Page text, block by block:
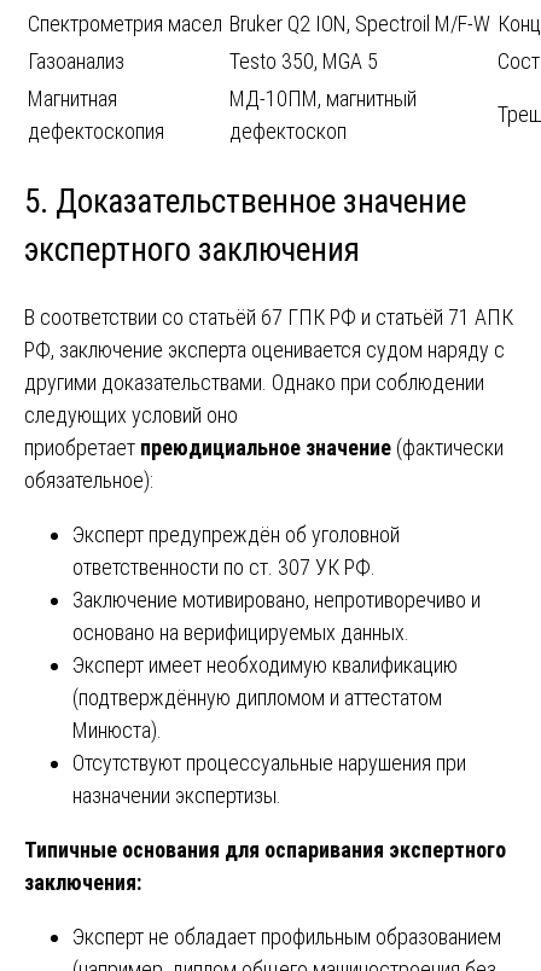
Спектрометрия масел Bruker Q2 ION, Spectroil M/F-W
Газоанализ
Testo 350, MGA 5
Магнитная
дефектоскопия
МД-10ПМ, магнитный
дефектоскоп
5. Доказательственное значение
экспертного заключения
В соответствии со статьёй 67 ГПК РФ и статьёй 71 АПК
РФ, заключение эксперта оценивается судом наряду с
другими доказательствами. Однако при соблюдении
следующих условий оно
приобретает преюдициальное значение (фактически
обязательное):
Эксперт предупреждён об уголовной
ответственности по ст. 307 УК РФ.
Заключение мотивировано, непротиворечиво и
основано на верифицируемых данных.
Эксперт имеет необходимую квалификацию
(подтверждённую дипломом и аттестатом
Минюста).
Отсутствуют процессуальные нарушения при
назначении экспертизы.
Типичные основания для оспаривания экспертного
заключения:
Эксперт не обладает профильным образованием